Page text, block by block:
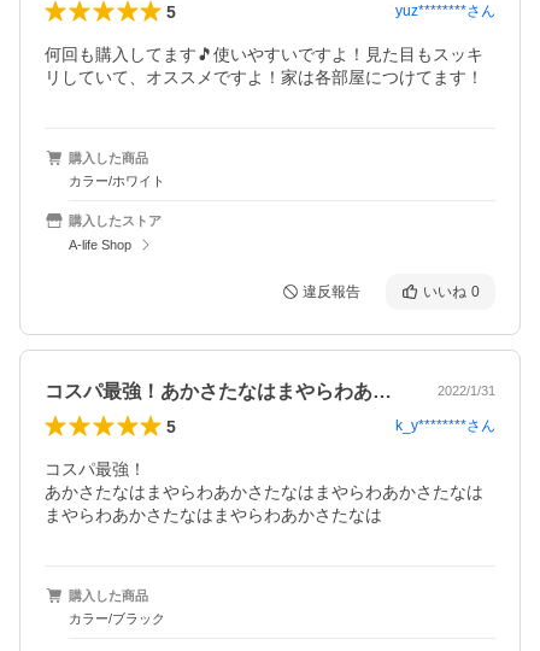
5 yuz********さん
何回も購入してます🎵使いやすいですよ！見た目もスッキ
リしていて、オススメですよ！家は各部屋につけてます！
購入した商品
カラー/ホワイト
購入したストア
A-life Shop
違反報告 いいね 0
コスパ最強！あかさたなはまやらわあかさ… 2022/1/31
5 k_y********さん
コスパ最強！
あかさたなはまやらわあかさたなはまやらわあかさたなは
まやらわあかさたなはまやらわあかさたなは
購入した商品
カラー/ブラック